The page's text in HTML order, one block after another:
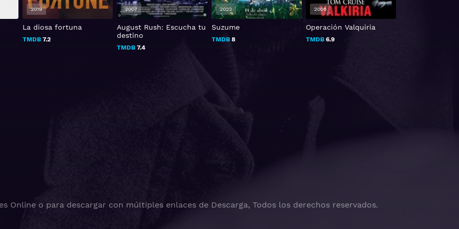
La diosa fortuna
TMDB7.2
2019
August Rush: Escucha tu
destino
TMDB 7.4
2007
Suzume
TMDB8
2022
Operación Valquiria
TMDB6.9
2008
Online o para descargar con múltiples enlaces de Descarga, Todos los derechos reservados.